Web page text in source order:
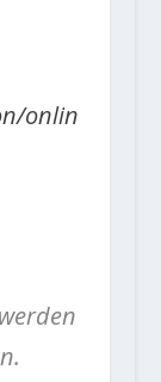
onlin